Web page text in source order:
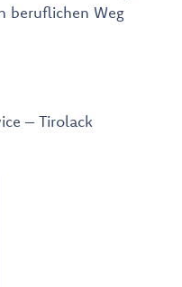
beruflichen Weg
– Tirolack